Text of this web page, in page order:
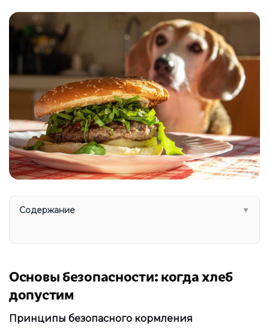
Содержание ▼
Основы безопасности: когда хлеб
допустим
Принципы безопасного кормления